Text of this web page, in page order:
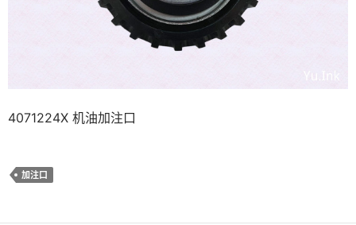
4071224X 机油加注口
加注口